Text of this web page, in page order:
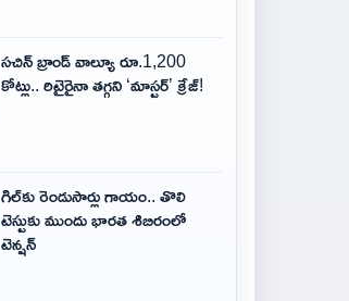
సచిన్ బ్రాండ్ వాల్యూ రూ.1,200
కోట్లు.. రిటైరైనా తగ్గని ‘మాస్టర్’ క్రేజ్!
గిల్‌కు రెండుసార్లు గాయం.. తొలి
టెస్టుకు ముందు భారత శిబిరంలో
టెన్షన్